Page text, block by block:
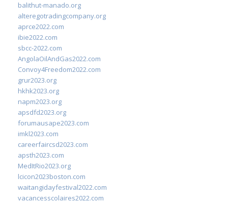
balithut-manado.org
alteregotradingcompany.org
aprce2022.com
ibie2022.com
sbcc-2022.com
AngolaOilAndGas2022.com
Convoy4Freedom2022.com
grur2023.org
hkhk2023.org
napm2023.org
apsdfd2023.org
forumausape2023.com
imkl2023.com
careerfaircsd2023.com
apsth2023.com
MedItRio2023.org
lcicon2023boston.com
waitangidayfestival2022.com
vacancesscolaires2022.com